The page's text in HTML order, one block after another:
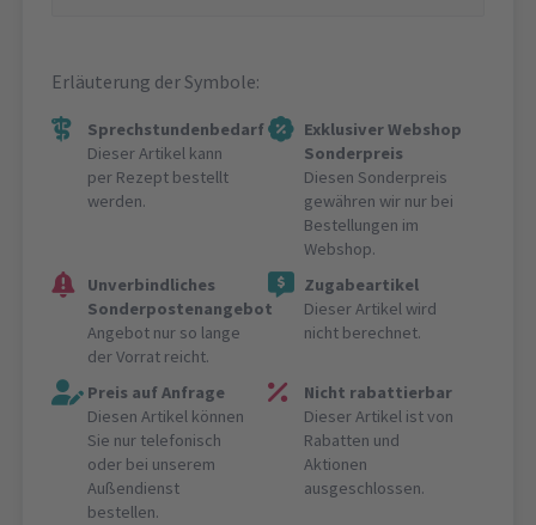
Erläuterung der Symbole:
Sprechstundenbedarf
Dieser Artikel kann
per Rezept bestellt
werden.
Exklusiver Webshop
Sonderpreis
Diesen Sonderpreis
gewähren wir nur bei
Bestellungen im
Webshop.
Unverbindliches
Sonderpostenangebot
Angebot nur so lange
der Vorrat reicht.
Zugabeartikel
Dieser Artikel wird
nicht berechnet.
Preis auf Anfrage
Diesen Artikel können
Sie nur telefonisch
oder bei unserem
Außendienst
bestellen.
Nicht rabattierbar
Dieser Artikel ist von
Rabatten und
Aktionen
ausgeschlossen.